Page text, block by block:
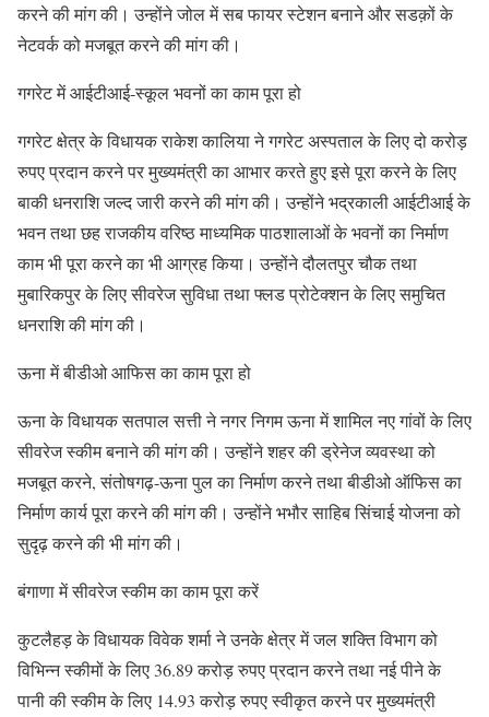
करने की मांग की। उन्होंने जोल में सब फायर स्टेशन बनाने और सडक़ों के
नेटवर्क को मजबूत करने की मांग की।
गगरेट में आईटीआई-स्कूल भवनों का काम पूरा हो
गगरेट क्षेत्र के विधायक राकेश कालिया ने गगरेट अस्पताल के लिए दो करोड़
रुपए प्रदान करने पर मुख्यमंत्री का आभार करते हुए इसे पूरा करने के लिए
बाकी धनराशि जल्द जारी करने की मांग की। उन्होंने भद्रकाली आईटीआई के
भवन तथा छह राजकीय वरिष्ठ माध्यमिक पाठशालाओं के भवनों का निर्माण
काम भी पूरा करने का भी आग्रह किया। उन्होंने दौलतपुर चौक तथा
मुबारिकपुर के लिए सीवरेज सुविधा तथा फ्लड प्रोटेक्शन के लिए समुचित
धनराशि की मांग की।
ऊना में बीडीओ आफिस का काम पूरा हो
ऊना के विधायक सतपाल सत्ती ने नगर निगम ऊना में शामिल नए गांवों के लिए
सीवरेज स्कीम बनाने की मांग की। उन्होंने शहर की ड्रेनेज व्यवस्था को
मजबूत करने, संतोषगढ़-ऊना पुल का निर्माण करने तथा बीडीओ ऑफिस का
निर्माण कार्य पूरा करने की मांग की। उन्होंने भभौर साहिब सिंचाई योजना को
सुदृढ़ करने की भी मांग की।
बंगाणा में सीवरेज स्कीम का काम पूरा करें
कुटलैहड़ के विधायक विवेक शर्मा ने उनके क्षेत्र में जल शक्ति विभाग को
विभिन्न स्कीमों के लिए 36.89 करोड़ रुपए प्रदान करने तथा नई पीने के
पानी की स्कीम के लिए 14.93 करोड़ रुपए स्वीकृत करने पर मुख्यमंत्री